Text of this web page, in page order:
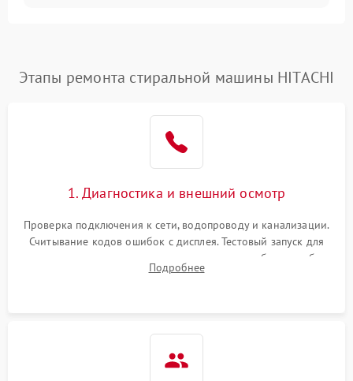
2200 ₽ Подробнее →
Этапы ремонта стиральной машины HITACHI
1. Диагностика и внешний осмотр
Проверка подключения к сети, водопроводу и канализации.
Считывание кодов ошибок с дисплея. Тестовый запуск для
выявления посторонних шумов, протечек или сбоев в работе
электронного модуля управления.
Подробнее